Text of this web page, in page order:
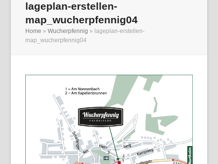
lageplan-erstellen-
map_wucherpfennig04
Home »Wucherpfennig » lageplan-erstellen-
map_wucherpfennig04